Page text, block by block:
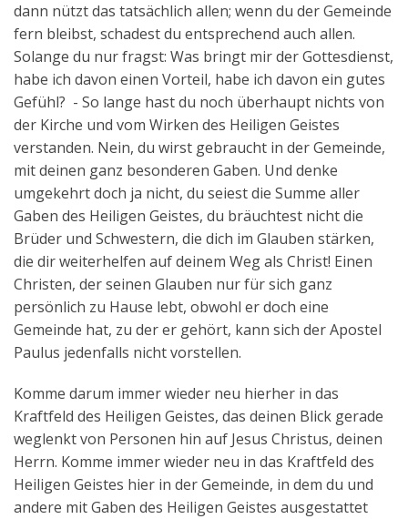
dann nützt das tatsächlich allen; wenn du der Gemeinde
fern bleibst, schadest du entsprechend auch allen.
Solange du nur fragst: Was bringt mir der Gottesdienst,
habe ich davon einen Vorteil, habe ich davon ein gutes
Gefühl? - So lange hast du noch überhaupt nichts von
der Kirche und vom Wirken des Heiligen Geistes
verstanden. Nein, du wirst gebraucht in der Gemeinde,
mit deinen ganz besonderen Gaben. Und denke
umgekehrt doch ja nicht, du seiest die Summe aller
Gaben des Heiligen Geistes, du bräuchtest nicht die
Brüder und Schwestern, die dich im Glauben stärken,
die dir weiterhelfen auf deinem Weg als Christ! Einen
Christen, der seinen Glauben nur für sich ganz
persönlich zu Hause lebt, obwohl er doch eine
Gemeinde hat, zu der er gehört, kann sich der Apostel
Paulus jedenfalls nicht vorstellen.
Komme darum immer wieder neu hierher in das
Kraftfeld des Heiligen Geistes, das deinen Blick gerade
weglenkt von Personen hin auf Jesus Christus, deinen
Herrn. Komme immer wieder neu in das Kraftfeld des
Heiligen Geistes hier in der Gemeinde, in dem du und
andere mit Gaben des Heiligen Geistes ausgestattet